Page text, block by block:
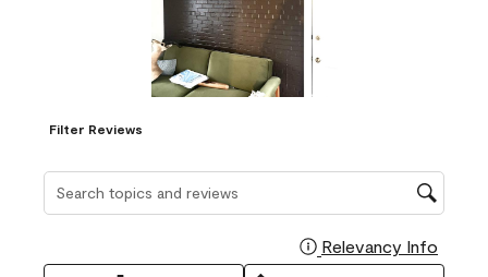
Filter Reviews
Relevancy Info